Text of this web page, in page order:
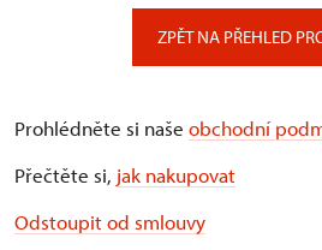
ZPĚT NA PŘEHLED
Prohlédněte si naše obchodní
Přečtěte si, jak nakupovat
Odstoupit od smlouvy